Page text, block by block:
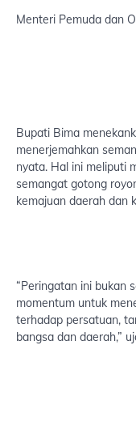
Menteri Pemuda dan
Bupati Bima
menerjemahkan
nyata. Hal ini meliputi
semangat gotong
kemajuan daerah dan
“Peringatan ini bukan
momentum untuk
terhadap persatuan,
bangsa dan daerah,”